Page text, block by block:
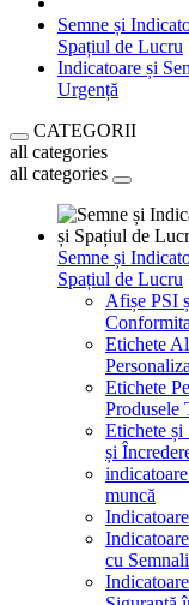
Semne și
Spațiul de Lucru
Indicatoare și
Urgență
CATEGORII
all categories
all categories
Semne și
Spațiul de Lucru
Afișe PSI
Etichete
Etichete
Produsele
Etichete și
și
muncă
cu